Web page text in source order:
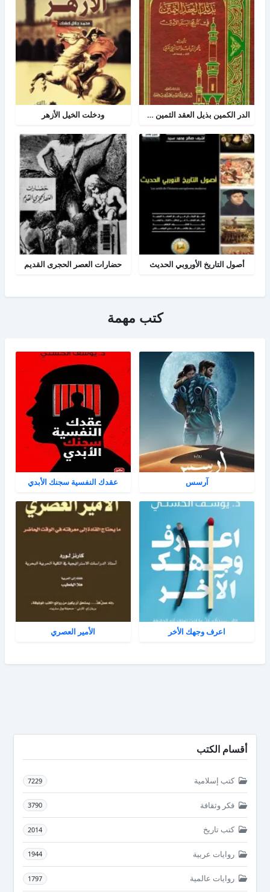
الدر الكمين بذيل العقد الثمين في تاريخ البلد الأمين ودخلت الخيل الأزهر
أصول التاريخ الأوروبي الحديث حضارات العصر الحجرى القديم
كتب مهمة
آرسس عقدك النفسية سجنك الأبدي
اعرف وجهك الأخر الأمير العصري
أقسام الكتب
كتب إسلامية 7229
فكر وثقافة 3790
كتب تاريخ 2014
روايات عربية 1944
روايات عالمية 1797